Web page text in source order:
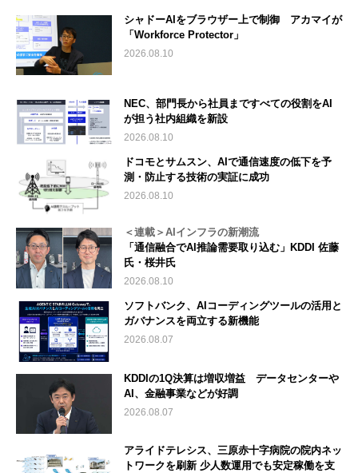
シャドーAIをブラウザー上で制御 アカマイが
「Workforce Protector」
2026.08.10
NEC、部門長から社員まですべての役割をAI
が担う社内組織を新設
2026.08.10
ドコモとサムスン、AIで通信速度の低下を予
測・防止する技術の実証に成功
2026.08.10
＜連載＞AIインフラの新潮流
「通信融合でAI推論需要取り込む」KDDI 佐藤
氏・桜井氏
2026.08.10
ソフトバンク、AIコーディングツールの活用と
ガバナンスを両立する新機能
2026.08.07
KDDIの1Q決算は増収増益 データセンターや
AI、金融事業などが好調
2026.08.07
アライドテレシス、三原赤十字病院の院内ネッ
トワークを刷新 少人数運用でも安定稼働を支